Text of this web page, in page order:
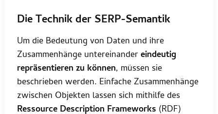
Die Technik der SERP-Semantik
Um die Bedeutung von Daten und ihre
Zusammenhänge untereinandereindeutig
repräsentieren zu können, müssen sie
beschrieben werden. Einfache Zusammenhänge
zwischen Objekten lassen sich mithilfe des
Ressource Description Frameworks (RDF)